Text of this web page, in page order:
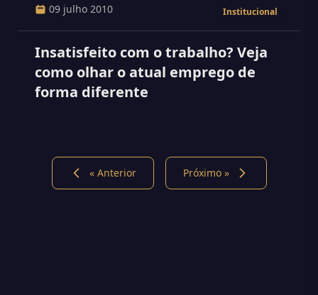
09 julho 2010 Institucional
Insatisfeito com o trabalho? Veja
como olhar o atual emprego de
forma diferente
« Anterior Próximo »